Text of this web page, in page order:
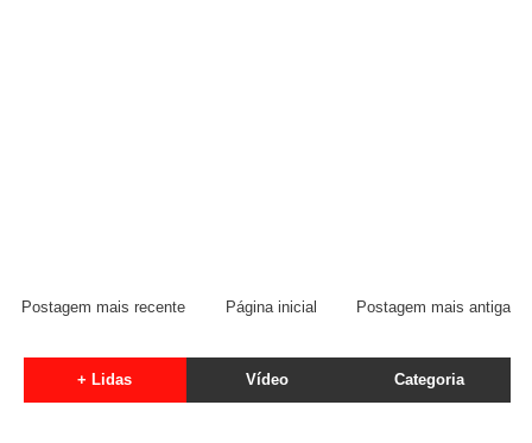
Postagem mais recente Postagem mais antiga
Página inicial
+ Lidas Vídeo Categoria